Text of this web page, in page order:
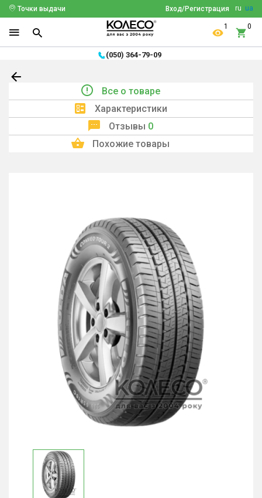
ru ua
Вход/Регистрация
Точки выдачи
1 0
(050) 364-79-09
Все о товаре
Характеристики
Отзывы 0
Похожие товары